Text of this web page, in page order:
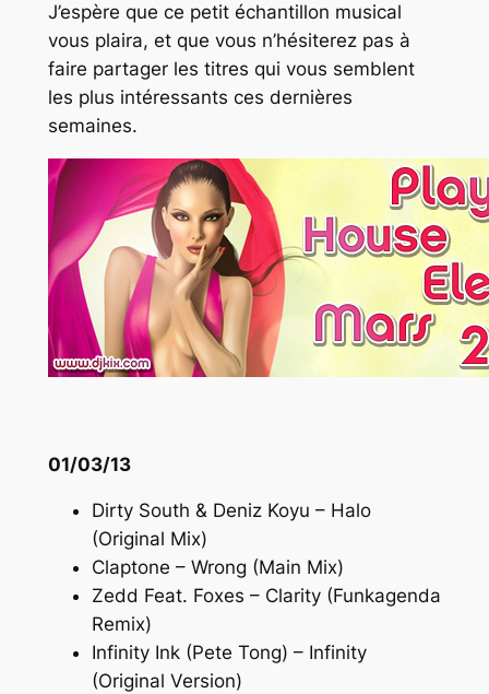
J’espère que ce petit échantillon musical
vous plaira, et que vous n’hésiterez pas à
faire partager les titres qui vous semblent
les plus intéressants ces dernières
semaines.
01/03/13
Dirty South & Deniz Koyu – Halo
(Original Mix)
Claptone – Wrong (Main Mix)
Zedd Feat. Foxes – Clarity (Funkagenda
Remix)
Infinity Ink (Pete Tong) – Infinity
(Original Version)